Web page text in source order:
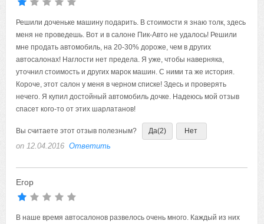
Решили доченьке машину подарить. В стоимости я знаю толк, здесь
меня не проведешь. Вот и в салоне Пик-Авто не удалось! Решили
мне продать автомобиль, на 20-30% дороже, чем в других
автосалонах! Наглости нет предела. Я уже, чтобы наверняка,
уточнил стоимость и других марок машин. С ними та же история.
Короче, этот салон у меня в черном списке! Здесь и проверять
нечего. Я купил достойный автомобиль дочке. Надеюсь мой отзыв
спасет кого-то от этих шарлатанов!
Вы считаете этот отзыв полезным? Да(2) Нет
on 12.04.2016 Ответить
Егор
В наше время автосалонов развелось очень много. Каждый из них